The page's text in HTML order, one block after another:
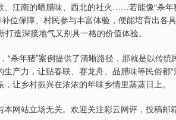
江南的晒腊味、西北的社火……若能像“杀年
位保障、村民参与丰富体验，便能培育出各
打造深接地气又别具一格的价值体验。
“杀年猪”案例提供了清晰路径，那就是以传
产力，让贴春联、赛龙舟、品腊味等民俗都“
让乡村振兴在浓浓的年味乡情里蒸蒸日上。
网站立场无关。欢迎关注彩云网评，投稿邮